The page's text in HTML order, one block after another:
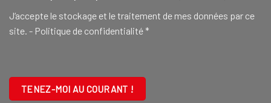
J‘accepte le stockage et le traitement de mes données par ce
site. - Politique de confidentialité*